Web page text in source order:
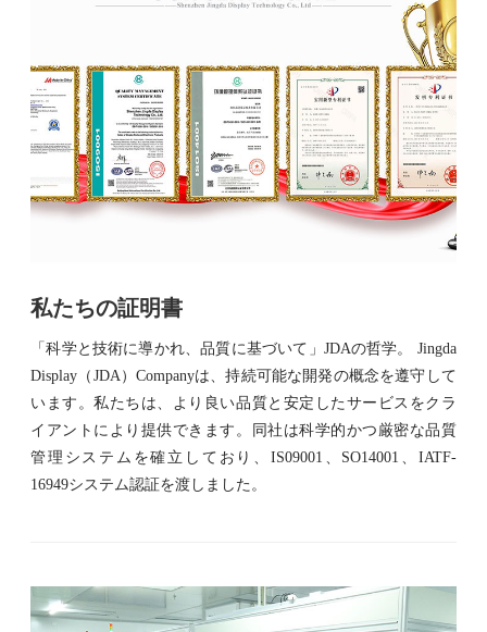
私たちの証明書
「科学と技術に導かれ、品質に基づいて」JDAの哲学。 Jingda
Display（JDA）Companyは、持続可能な開発の概念を遵守して
います。私たちは、より良い品質と安定したサービスをクラ
イアントにより提供できます。同社は科学的かつ厳密な品質
管理システムを確立しており、IS09001、SO14001、IATF-
16949システム認証を渡しました。